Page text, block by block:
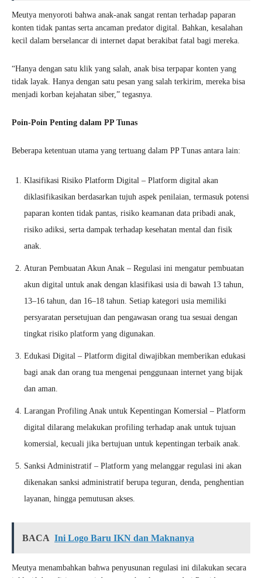
Meutya menyoroti bahwa anak-anak sangat rentan terhadap paparan
konten tidak pantas serta ancaman predator digital. Bahkan, kesalahan
kecil dalam berselancar di internet dapat berakibat fatal bagi mereka.
“Hanya dengan satu klik yang salah, anak bisa terpapar konten yang
tidak layak. Hanya dengan satu pesan yang salah terkirim, mereka bisa
menjadi korban kejahatan siber,” tegasnya.
Poin-Poin Penting dalam PP Tunas
Beberapa ketentuan utama yang tertuang dalam PP Tunas antara lain:
Klasifikasi Risiko Platform Digital – Platform digital akan
diklasifikasikan berdasarkan tujuh aspek penilaian, termasuk potensi
paparan konten tidak pantas, risiko keamanan data pribadi anak,
risiko adiksi, serta dampak terhadap kesehatan mental dan fisik
anak.
Aturan Pembuatan Akun Anak – Regulasi ini mengatur pembuatan
akun digital untuk anak dengan klasifikasi usia di bawah 13 tahun,
13–16 tahun, dan 16–18 tahun. Setiap kategori usia memiliki
persyaratan persetujuan dan pengawasan orang tua sesuai dengan
tingkat risiko platform yang digunakan.
Edukasi Digital – Platform digital diwajibkan memberikan edukasi
bagi anak dan orang tua mengenai penggunaan internet yang bijak
dan aman.
Larangan Profiling Anak untuk Kepentingan Komersial – Platform
digital dilarang melakukan profiling terhadap anak untuk tujuan
komersial, kecuali jika bertujuan untuk kepentingan terbaik anak.
Sanksi Administratif – Platform yang melanggar regulasi ini akan
dikenakan sanksi administratif berupa teguran, denda, penghentian
layanan, hingga pemutusan akses.
BACA Ini Logo Baru IKN dan Maknanya
Meutya menambahkan bahwa penyusunan regulasi ini dilakukan secara